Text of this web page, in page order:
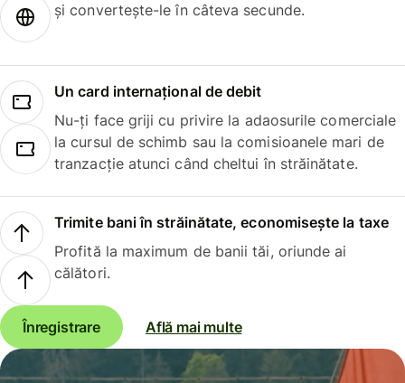
și convertește-le în câteva secunde.
Un card internațional de debit
Nu-ți face griji cu privire la adaosurile comerciale
la cursul de schimb sau la comisioanele mari de
tranzacție atunci când cheltui în străinătate.
Trimite bani în străinătate, economisește la taxe
Profită la maximum de banii tăi, oriunde ai
călători.
Înregistrare Află mai multe